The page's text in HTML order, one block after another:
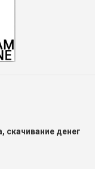
скачивание денег